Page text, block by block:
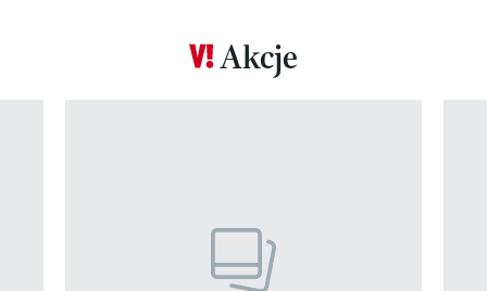
Akcje